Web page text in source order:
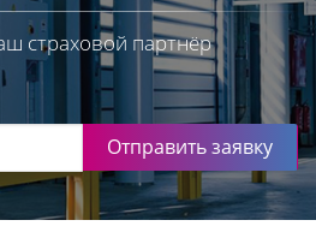
страховой партнёр
Отправить заявку